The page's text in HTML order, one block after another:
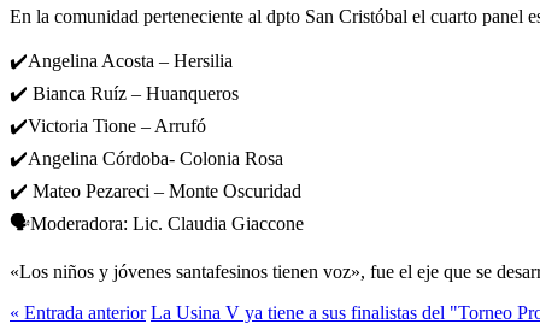
En la comunidad perteneciente al dpto San Cristóbal el cuarto
✔️Angelina Acosta – Hersilia
✔️ Bianca Ruíz – Huanqueros
✔️Victoria Tione – Arrufó
✔️Angelina Córdoba- Colonia Rosa
✔️ Mateo Pezareci – Monte Oscuridad
🗣Moderadora: Lic. Claudia Giaccone
«Los niños y jóvenes santafesinos tienen voz», fue el eje que se
« Entrada anterior La Usina V ya tiene a sus finalistas del "Torneo